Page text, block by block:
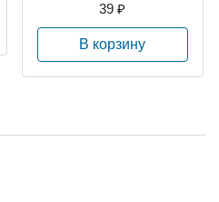
39 ₽
В корзину